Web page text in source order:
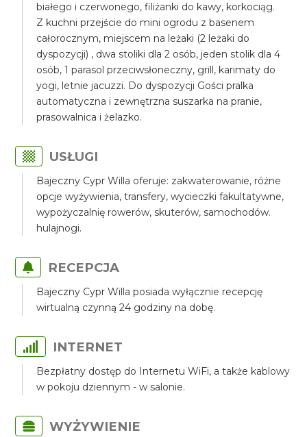
białego i czerwonego, filiżanki do kawy, korkociąg.
Z kuchni przejście do mini ogrodu z basenem
całorocznym, miejscem na leżaki (2 leżaki do
dyspozycji) , dwa stoliki dla 2 osób, jeden stolik dla 4
osób, 1 parasol przeciwsłoneczny, grill, karimaty do
yogi, letnie jacuzzi. Do dyspozycji Gości pralka
automatyczna i zewnętrzna suszarka na pranie,
prasowalnica i żelazko.
USŁUGI
Bajeczny Cypr Willa oferuje: zakwaterowanie, różne
opcje wyżywienia, transfery, wycieczki fakultatywne,
wypożyczalnię rowerów, skuterów, samochodów.
hulajnogi.
RECEPCJA
Bajeczny Cypr Willa posiada wyłącznie recepcję
wirtualną czynną 24 godziny na dobę.
INTERNET
Bezpłatny dostęp do Internetu WiFi, a także kablowy
w pokoju dziennym - w salonie.
WYŻYWIENIE